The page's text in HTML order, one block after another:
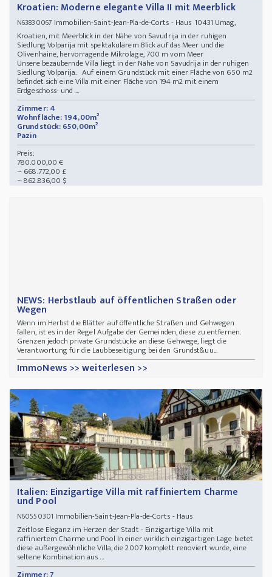
Kroatien: Moderne elegante Villa II mit Meerblick
N63830067 Immobilien-Saint-Jean-Pla-de-Corts - Haus 10431 Umag,
Kroatien, mit Meerblick in der Nähe von Savudrija in der ruhigen
Siedlung Volparija mit spektakulärem Blick auf das Meer und die
Olivenhaine, hervorragende Mikrolage, 700 m vom Meer
Unsere bezaubernde Villa liegt in der Nähe von Savudrija in der ruhigen
Siedlung Volparija. Auf einem Grundstück mit einer Fläche von 650 m2
befindet sich eine Villa mit einer Fläche von 194 m2 mit einem
Erdgeschoss- und ...
Zimmer: 4
Wohnfläche: 194,00m²
Grundstück: 650,00m²
Pazin
Preis:
780.000,00 €
~ 668.772,00 £
~ 862.836,00 $
NEWS: Herbstlaub auf öffentlichen Straßen oder
Wegen
Wenn im Herbst die Blätter auf öffentliche Straßen und Gehwegen
fallen, ist es in der Regel Aufgabe der Gemeinden, diese zu entfernen.
Grenzen jedoch private Grundstücke an diese Gehwege, liegt die
Verantwortung für die Laubbeseitigung bei den Grundst&uu...
ImmoNews >> weiterlesen >>
Italien: Einzigartige Villa mit raffiniertem Charme
und Pool
N60550301 Immobilien-Saint-Jean-Pla-de-Corts - Haus
Zeitlose Eleganz im Herzen der Stadt - Einzigartige Villa mit
raffiniertem Charme und Pool In einer wirklich einzigartigen Lage bietet
diese außergewöhnliche Villa, die 2007 komplett renoviert wurde, eine
seltene Kombination aus ...